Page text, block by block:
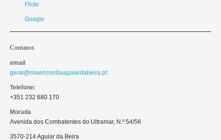
Flickr
Google
Contatos
email
geral@misericordiaaguiardabeira.pt
Telefone:
+351 232 680 170
Morada
Avenida dos Combatentes do Ultramar, N.º 54/56
3570-214 Aguiar da Beira